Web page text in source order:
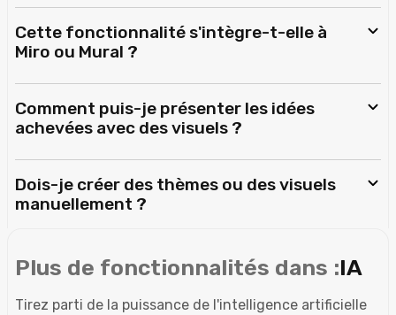
Cette fonctionnalité s'intègre-t-elle à
Miro ou Mural ?
Comment puis-je présenter les idées
achevées avec des visuels ?
Dois-je créer des thèmes ou des visuels
manuellement ?
Plus de fonctionnalités dans :IA
Tirez parti de la puissance de l'intelligence artificielle